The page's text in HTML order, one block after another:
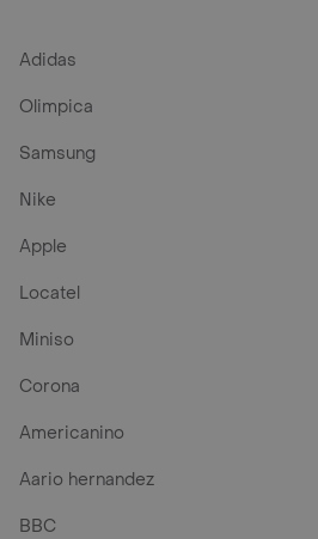
Adidas
Olimpica
Samsung
Nike
Apple
Locatel
Miniso
Corona
Americanino
Aario hernandez
BBC